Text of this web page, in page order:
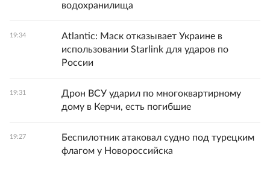
водохранилища
19:34
Atlantic: Маск отказывает Украине в
использовании Starlink для ударов по
России
19:31
Дрон ВСУ ударил по многоквартирному
дому в Керчи, есть погибшие
19:27
Беспилотник атаковал судно под турецким
флагом у Новороссийска